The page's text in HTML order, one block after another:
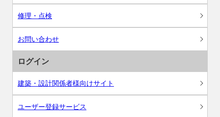
修理・点検
お問い合わせ
ログイン
建築・設計関係者様向けサイト
ユーザー登録サービス